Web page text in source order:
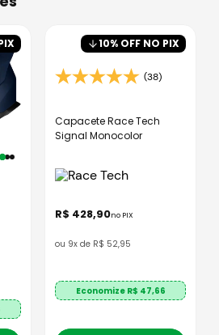
10% OFF NO PIX
(38)
Capacete Race Tech
Signal Monocolor
R$ 428,90no PIX
ou 9x de R$ 52,95
Economize R$ 47,66